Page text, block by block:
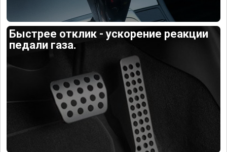
Быстрее отклик - ускорение реакции
педали газа.